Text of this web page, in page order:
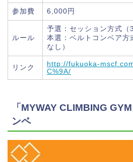
参加費 6,000円
ルール
予選：セッション方式（
本選：ベルトコンベア方
なし）
リンク
http://fukuoka-
C%9A/
「MYWAY CLIMBING
ンペ